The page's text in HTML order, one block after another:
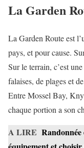
La Garden
La Garden Route est
pays, et pour cause.
Sur le terrain, c’est
falaises, de plages et
Entre Mossel Bay,
chaque portion a son
A LIRE